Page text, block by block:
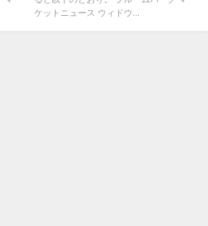
ケットニュース ウィドウ...